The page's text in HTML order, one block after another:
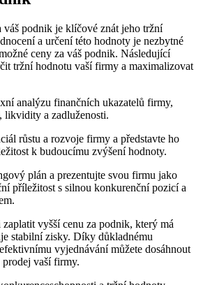
váš podnik je klíčové znát jeho tržní
a určení této hodnoty je nezbytné
ceny za váš podnik. Následující
tržní hodnotu vaší firmy a maximalizovat
analýzu finančních ukazatelů firmy,
likvidity a zadluženosti.
růstu a rozvoje firmy a představte ho
k budoucímu zvýšení hodnoty.
plán a prezentujte svou firmu jako
příležitost s silnou konkurenční pozicí a
vyšší cenu za podnik, který má
stabilní zisky. Díky důkladnému
vyjednávání můžete dosáhnout
prodej vaší firmy.